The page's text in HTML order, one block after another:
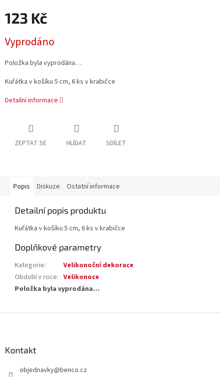
123 Kč
cena:
Vyprodáno
Položka byla vyprodána…
Kuřátka v košíku 5 cm, 6 ks v krabičce
Detailní informace
ZEPTAT SE HLÍDAT SDÍLET
Popis Diskuze Ostatní informace
Detailní popis produktu
Kuřátka v košíku 5 cm, 6 ks v krabičce
Doplňkové parametry
Kategorie:
Velikonoční dekorace
Období v roce: Velikonoce
Položka byla vyprodána…
Kontakt
objednavky@benco.cz